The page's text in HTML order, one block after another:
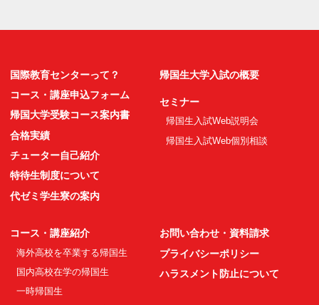
国際教育センターって？
コース・講座申込フォーム
帰国大学受験コース案内書
合格実績
チューター自己紹介
特待生制度について
代ゼミ学生寮の案内
コース・講座紹介
海外高校を卒業する帰国生
国内高校在学の帰国生
一時帰国生
帰国生大学入試の概要
セミナー
帰国生入試Web説明会
帰国生入試Web個別相談
お問い合わせ・資料請求
プライバシーポリシー
ハラスメント防止について